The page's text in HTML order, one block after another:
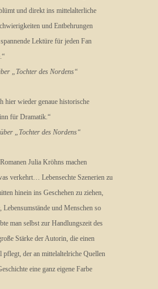
und direkt ins mittelalterliche
und Entbehrungen
Lektüre für jeden Fan
„Tochter des Nordens“
hier wieder genaue historische
für Dramatik.“
„Tochter des Nordens“
Julia Kröhns machen
verkehrt… Lebensechte Szenerien zu
hinein ins Geschehen zu ziehen,
Lebensumstände und Menschen so
man selbst zur Handlungszeit des
Stärke der Autorin, die einen
pflegt, der an mittelaltelriche Quellen
eine ganz eigene Farbe